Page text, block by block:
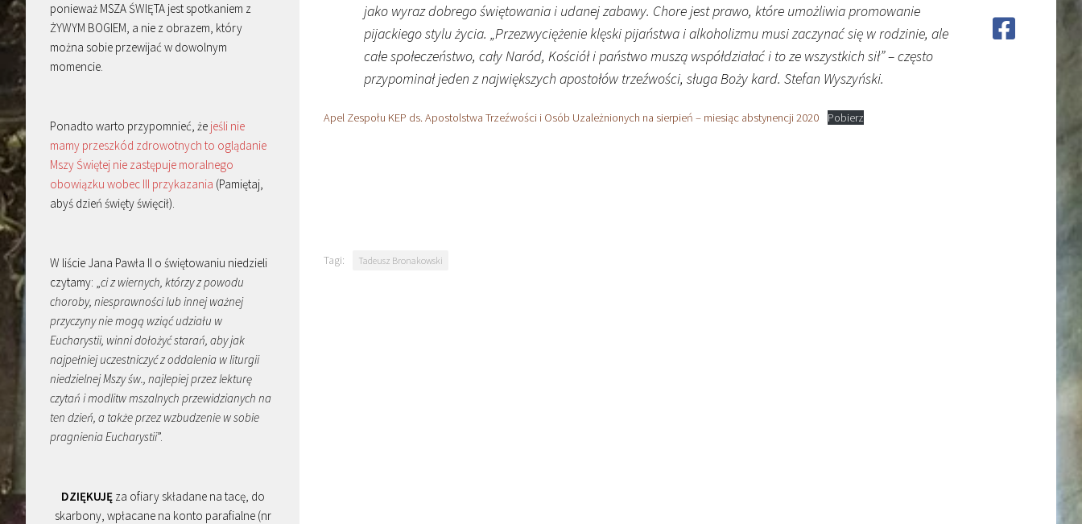
jako wyraz dobrego świętowania i udanej zabawy. Chore jest prawo, które umożliwia promowanie
pijackiego stylu życia. „Przezwyciężenie klęski pijaństwa i alkoholizmu musi zaczynać się w rodzinie, ale
całe społeczeństwo, cały Naród, Kościół i państwo muszą współdziałać i to ze wszystkich sił” – często
przypominał jeden z największych apostołów trzeźwości, sługa Boży kard. Stefan Wyszyński.
Apel Zespołu KEP ds. Apostolstwa Trzeźwości i Osób Uzależnionych na sierpień – miesiąc abstynencji 2020 Pobierz
Tagi: Tadeusz Bronakowski
ponieważ MSZA ŚWIĘTA jest spotkaniem z
ŻYWYM BOGIEM, a nie z obrazem, który
można sobie przewijać w dowolnym
momencie.
Ponadto warto przypomnieć, że jeśli nie
mamy przeszkód zdrowotnych to oglądanie
Mszy Świętej nie zastępuje moralnego
obowiązku wobec III przykazania (Pamiętaj,
abyś dzień święty święcił).
W liście Jana Pawła II o świętowaniu niedzieli
czytamy: „ci z wiernych, którzy z powodu
choroby, niesprawności lub innej ważnej
przyczyny nie mogą wziąć udziału w
Eucharystii, winni dołożyć starań, aby jak
najpełniej uczestniczyć z oddalenia w liturgii
niedzielnej Mszy św., najlepiej przez lekturę
czytań i modlitw mszalnych przewidzianych na
ten dzień, a także przez wzbudzenie w sobie
pragnienia Eucharystii”.
DZIĘKUJĘza ofiary składane na tacę, do
skarbony, wpłacane na konto parafialne (nr